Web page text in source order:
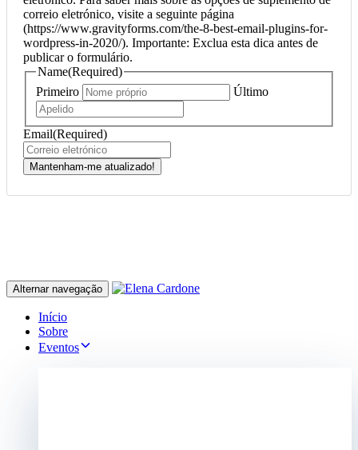
correio eletrónico, visite a seguinte página
(https://www.gravityforms.com/the-8-best-email-plugins-for-
wordpress-in-2020/). Importante: Exclua esta dica antes de
publicar o formulário.
Name(Required)
Primeiro
Último
Email(Required)
Mantenham-me atualizado!
Alternar navegação
Início
Sobre
Eventos